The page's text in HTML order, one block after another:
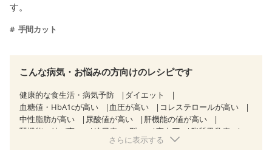
す。
手間カット
こんな病気・お悩みの方向けのレシピです
健康的な食生活・病気予防
ダイエット
血糖値・HbA1cが高い
血圧が高い
コレステロールが高い
中性脂肪が高い
尿酸値が高い
肝機能の値が高い
腎機能の値が高い
糖尿病（2型） 高血圧
脂質異常症
狭心症 心筋梗塞
さらに表示する